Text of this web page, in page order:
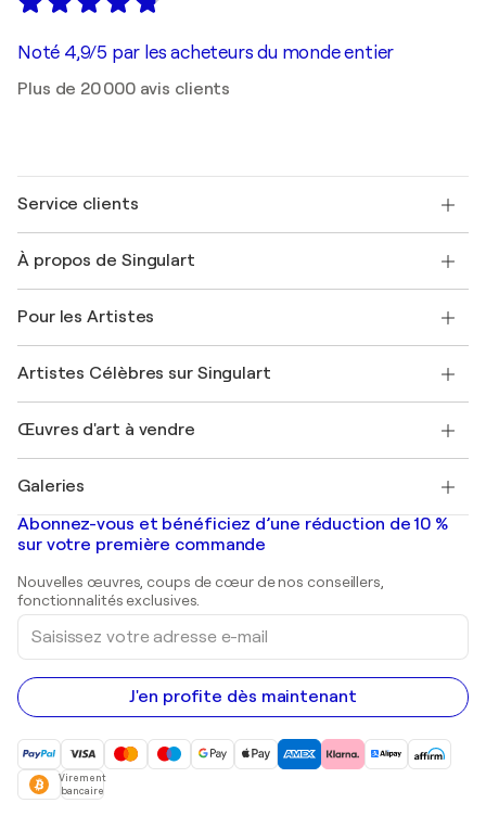
Noté 4,9/5 par les acheteurs du monde entier
Plus de 20 000 avis clients
Service clients
Expédition
Offrir une carte cadeau
Rejoignez notre programme commercial
Mon compte
+33 1 76 44 06 42
À propos de Singulart
FAQ
Magazine Singulart
Emplois
Découvrez une sélection d'art original
Pour les Artistes
Se connecter en tant qu'Artiste
Artistes Célèbres sur Singulart
Marc Chagall
Banksy
Mr. Brainwash
Shepard Fairey
Œuvres d'art à vendre
Tableaux abstraits à vendre
Peintures de paysage
Estampes
Peintures acryliques
Galeries
Galeries d'art en France
Galeries d'art en Belgique
Abonnez-vous et bénéficiez d’une réduction de 10 %
sur votre première commande
Nouvelles œuvres, coups de cœur de nos conseillers,
fonctionnalités exclusives.
Saisissez
votre
adresse
e-
mail
J'en profite dès maintenant
Virement
bancaire